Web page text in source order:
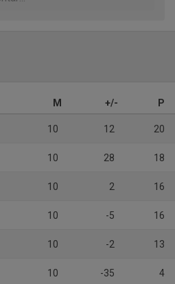
M +/- P
10 12 20
10 28 18
10 2 16
10 -5 16
10 -2 13
10 -35 4